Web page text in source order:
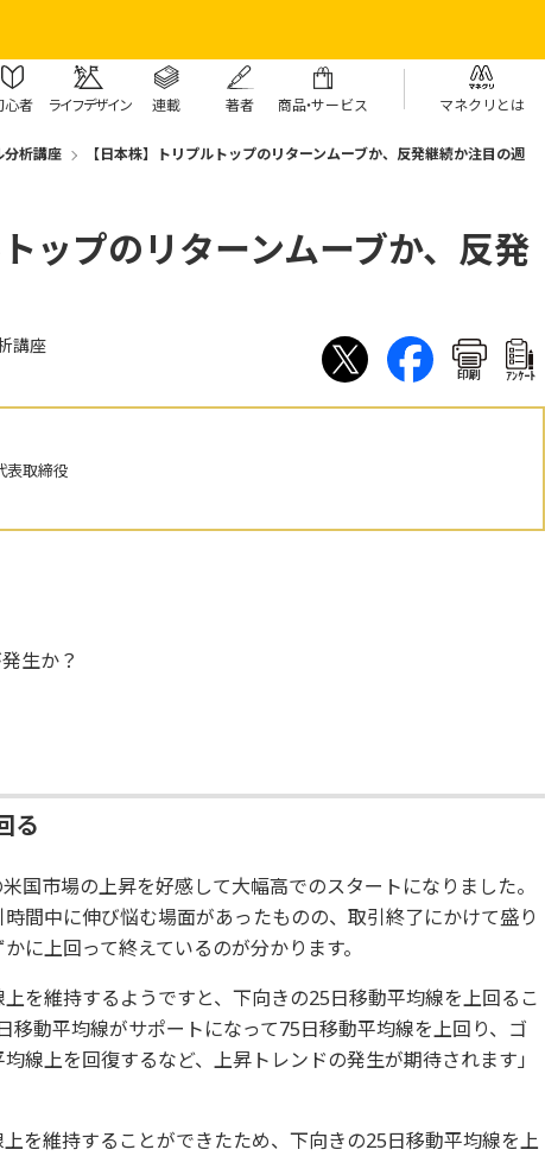
心者 ライフデザイン 連載 著者 商品・サービス マネクリとは
析講座 【日本株】トリプルトップのリターンムーブか、反発継続か注目の週
ップのリターンムーブか、反発
講座
印刷 ｱﾝｹｰﾄ
表取締役
生か？
る
国市場の上昇を好感して大幅高でのスタートになりました。
間中に伸び悩む場面があったものの、取引終了にかけて盛り
に上回って終えているのが分かります。
を維持するようですと、下向きの25日移動平均線を上回るこ
移動平均線がサポートになって75日移動平均線を上回り、ゴ
線上を回復するなど、上昇トレンドの発生が期待されます」
を維持することができたため、下向きの25日移動平均線を上